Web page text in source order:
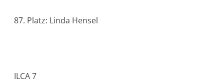
87. Platz: Linda Hensel
ILCA 7